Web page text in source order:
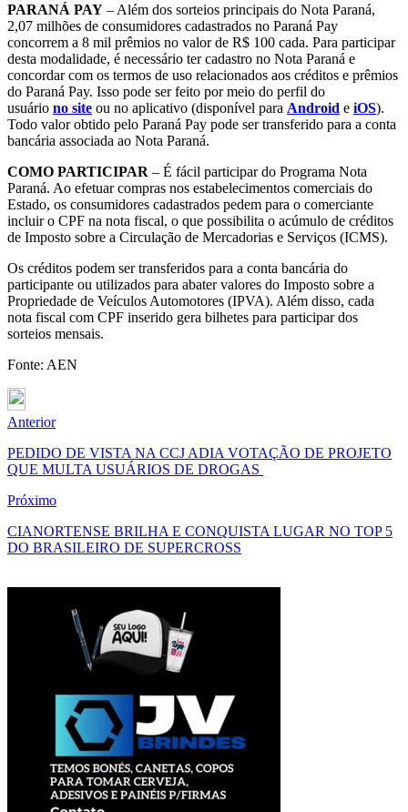
PARANÁ PAY – Além dos sorteios principais do Nota Paraná,
2,07 milhões de consumidores cadastrados no Paraná Pay
concorrem a 8 mil prêmios no valor de R$ 100 cada. Para participar
desta modalidade, é necessário ter cadastro no Nota Paraná e
concordar com os termos de uso relacionados aos créditos e prêmios
do Paraná Pay. Isso pode ser feito por meio do perfil do
usuário no site ou no aplicativo (disponível para Android e iOS).
Todo valor obtido pelo Paraná Pay pode ser transferido para a conta
bancária associada ao Nota Paraná.
COMO PARTICIPAR – É fácil participar do Programa Nota
Paraná. Ao efetuar compras nos estabelecimentos comerciais do
Estado, os consumidores cadastrados pedem para o comerciante
incluir o CPF na nota fiscal, o que possibilita o acúmulo de créditos
de Imposto sobre a Circulação de Mercadorias e Serviços (ICMS).
Os créditos podem ser transferidos para a conta bancária do
participante ou utilizados para abater valores do Imposto sobre a
Propriedade de Veículos Automotores (IPVA). Além disso, cada
nota fiscal com CPF inserido gera bilhetes para participar dos
sorteios mensais.
Fonte: AEN
Anterior
PEDIDO DE VISTA NA CCJ ADIA VOTAÇÃO DE PROJETO
QUE MULTA USUÁRIOS DE DROGAS
Próximo
CIANORTENSE BRILHA E CONQUISTA LUGAR NO TOP 5
DO BRASILEIRO DE SUPERCROSS